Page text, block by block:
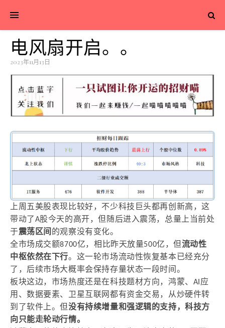
电风扇开启。。
2023年11月13日
上周五美股表现比较好，不少科技巨头都再创新高，这
带动了 A股今天的高开，但随后进入震荡，总量上当前处
于震荡区间 的观察没有变化。
全市场成交额8700亿，相比昨天放量500亿，但流动性
中枢依然在下行。这一轮市场流动性恢复基本已经充分
了，后续市场大概率会保持存量状态一段时间。
板块这边，市场热度还是在科技题材方向，鸿蒙、AI应
用、数据要素、卫星互联网都有资金交易，从炒硬件转
到了软件上。但没有持续增量和强逻辑的支持，科技方
向只能走轮动行情。